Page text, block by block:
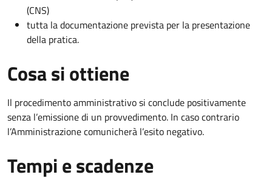
(CNS)
tutta la documentazione prevista per la presentazione
della pratica.
Cosa si ottiene
Il procedimento amministrativo si conclude positivamente
senza l’emissione di un provvedimento. In caso contrario
l’Amministrazione comunicherà l’esito negativo.
Tempi e scadenze